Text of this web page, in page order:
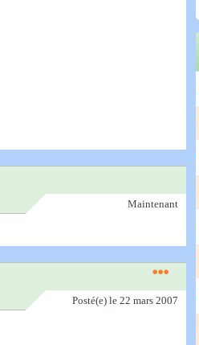
Maintenant
Posté(e) le 22 mars 2007